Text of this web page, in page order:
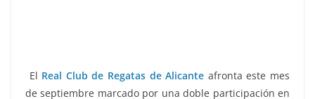
El Real Club de Regatas de Alicante afronta este mes
de septiembre marcado por una doble participación en